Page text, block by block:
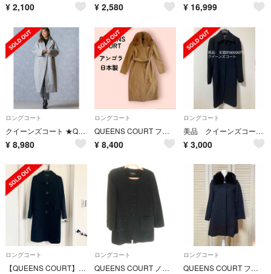
¥ 2,100 ¥ 2,580 ¥ 16,999
ロングコート
クイーンズコート ★QUEENS COURT★美品★パールポケットコート グレー
¥ 8,980
ロングコート
QUEENS COURT ファー付き アンゴラ ロングコート
¥ 8,400
ロングコート
美品 クイーンズコート コート フォーマル 忘年会 結婚式 入学式 卒業式
¥ 3,000
ロングコート
【QUEENS COURT】アンゴラロングコート/ブラック
ロングコート
QUEENS COURT ノーカラーコート ブラック
ロングコート
QUEENS COURT フォックスファー コート ブラック